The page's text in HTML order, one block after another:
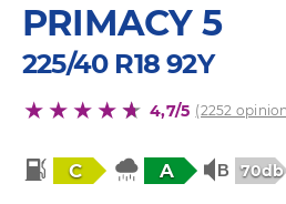
PRIMACY 5
225/40 R18 92Y
4,7/5 (2252
C A 70db